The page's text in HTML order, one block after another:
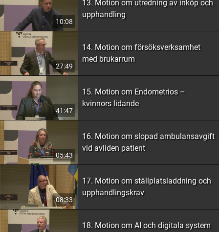
10:08
13. Motion om utredning av inköp och
upphandling
27:49
14. Motion om försöksverksamhet
med brukarrum
41:47
15. Motion om Endometrios –
kvinnors lidande
05:43
16. Motion om slopad ambulansavgift
vid avliden patient
08:33
17. Motion om ställplatsladdning och
upphandlingskrav
18. Motion om AI och digitala system